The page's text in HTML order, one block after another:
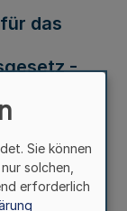
das
-
Sie können
solchen,
erforderlich